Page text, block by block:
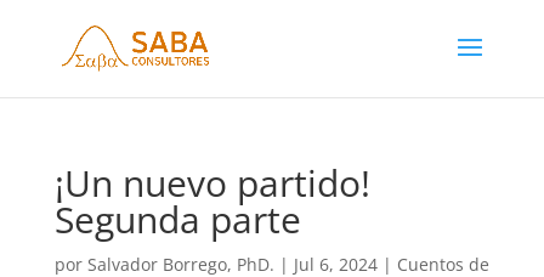
¡Un nuevo partido!
Segunda parte
por Salvador Borrego, PhD. | Jul 6, 2024| Cuentos de